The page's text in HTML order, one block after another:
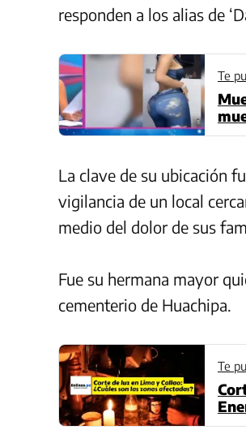
responden a los alias de
Te
La clave de su ubicación
vigilancia de un local
medio del dolor de sus
Fue su hermana mayor
cementerio de Huachipa.
Te